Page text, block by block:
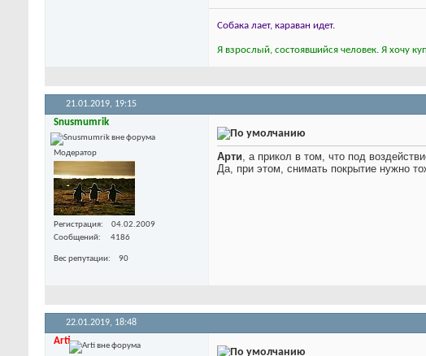
Собака лает, караван идет.
Я взрослый, состоявшийся человек. Я хочу
21.01.2019, 19:15
Snusmumrik
Модератор
Регистрация
04.02.2009
Сообщений
4186
Вес репутации 90
Арти, а прикол в том, что под
Да, при этом, снимать покрытие нужно
22.01.2019, 18:48
Arti